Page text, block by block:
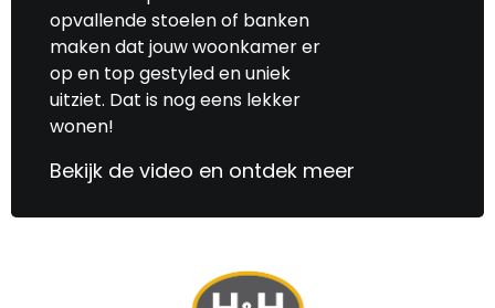
opvallende stoelen of banken
maken dat jouw woonkamer er
op en top gestyled en uniek
uitziet. Dat is nog eens lekker
wonen!
Bekijk de video en ontdek meer